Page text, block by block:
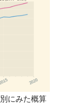
にみた概算